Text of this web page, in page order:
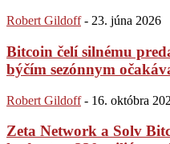
Robert Gildoff - 23. júna 2026
Bitcoin čelí silnému
býčím sezónnym
Robert Gildoff - 16. októbra
Zeta Network a Solv